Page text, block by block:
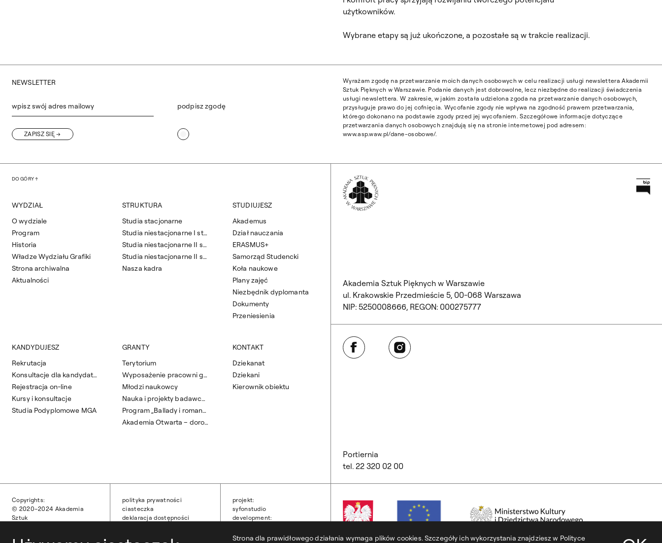
Strona dla prawidłowego działania wymaga plików cookies. Szczegóły ich wykorzystania znajdziesz w Polityce
użytkowników.
Wybrane etapy są już ukończone, a pozostałe są w trakcie realizacji.
NEWSLETTER
wpisz swój adres mailowy podpisz zgodę
ZAPISZ SIĘ
Wyrażam zgodę na przetwarzanie moich danych osobowych w celu realizacji usługi newslettera Akademii
Sztuk Pięknych w Warszawie. Podanie danych jest dobrowolne, lecz niezbędne do realizacji świadczenia
usługi newslettera. W zakresie, w jakim została udzielona zgoda na przetwarzanie danych osobowych,
przysługuje prawo do jej cofnięcia. Wycofanie zgody nie wpływa na zgodność prawem przetwarzania,
którego dokonano na podstawie zgody przed jej wycofaniem. Szczegółowe informacje dotyczące
przetwarzania danych osobowych znajdują się na stronie internetowej pod adresem:
www.asp.waw.pl/dane-osobowe/.
DO GÓRY
WYDZIAŁ
O wydziale
Program
Historia
Władze Wydziału Grafiki
Strona archiwalna
Aktualności
STRUKTURA
Studia stacjonarne
Studia niestacjonarne I stopnia
Studia niestacjonarne II stopnia
Studia niestacjonarne II stopnia zaoczne
Nasza kadra
STUDIUJESZ
Akademus
Dział nauczania
ERASMUS+
Samorząd Studencki
Koła naukowe
Plany zajęć
Niezbędnik dyplomanta
Dokumenty
Przeniesienia
KANDYDUJESZ
Rekrutacja
Konsultacje dla kandydatów
Rejestracja on-line
Kursy i konsultacje
Studia Podyplomowe MGA
GRANTY
Terytorium
Wyposażenie pracowni grafiki artystycznej
Młodzi naukowcy
Nauka i projekty badawcze
Program „Ballady i romanse”
Akademia Otwarta – dorośli do sztuki 2025/2026
KONTAKT
Dziekanat
Dziekani
Kierownik obiektu
Akademia Sztuk Pięknych w Warszawie
ul. Krakowskie Przedmieście 5, 00-068 Warszawa
NIP: 5250008666, REGON: 000275777
Facebook Instagram
Portiernia
tel. 22 320 02 00
Copyrights:
© 2020–2024 Akademia
Sztuk
polityka prywatności
ciasteczka
deklaracja dostępności
projekt:
syfonstudio
development: